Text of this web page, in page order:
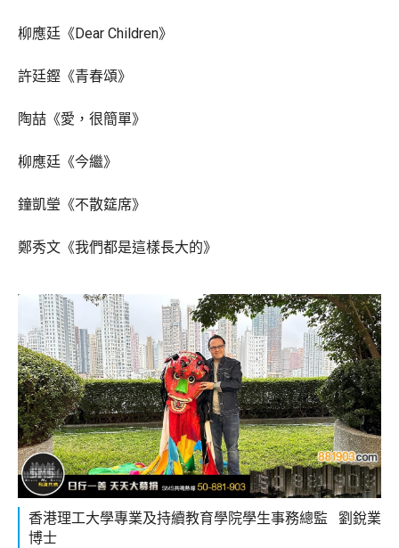
柳應廷《Dear Children》
許廷鏗《青春頌》
陶喆《愛，很簡單》
柳應廷《今繼》
鐘凱瑩《不散筵席》
鄭秀文《我們都是這樣長大的》
香港理工大學專業及持續教育學院學生事務總監 劉銳業
博士